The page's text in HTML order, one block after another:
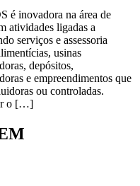
inovadora na área de
atividades ligadas a
serviços e assessoria
usinas
depósitos,
e empreendimentos que
ou controladas.
o […]